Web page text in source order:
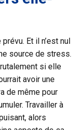
Et il n’est nul
source de stress.
si elle
avoir une
de même pour
Travailler à
alors